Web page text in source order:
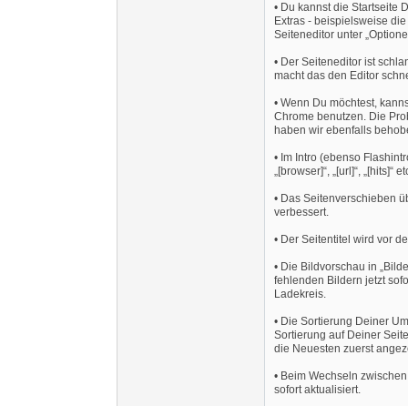
• Du kannst die Startseite
Extras - beispielsweise
Seiteneditor unter
• Der Seiteneditor ist
macht das den Editor
• Wenn Du möchtest,
Chrome benutzen. Die
haben wir ebenfalls
• Im Intro (ebenso
„[browser]“, „[url]“, „[hits]“
• Das Seitenverschieben
verbessert.
• Der Seitentitel wird vor
• Die Bildvorschau in
fehlenden Bildern jetzt
Ladekreis.
• Die Sortierung Deiner
Sortierung auf Deiner
die Neuesten zuerst
• Beim Wechseln
sofort aktualisiert.